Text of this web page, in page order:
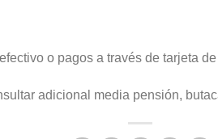
o pagos a través de tarjeta
adicional media pensión,